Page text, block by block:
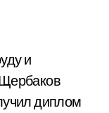
и
диплом